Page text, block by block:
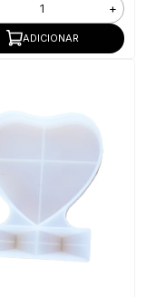
+
ADICIONAR